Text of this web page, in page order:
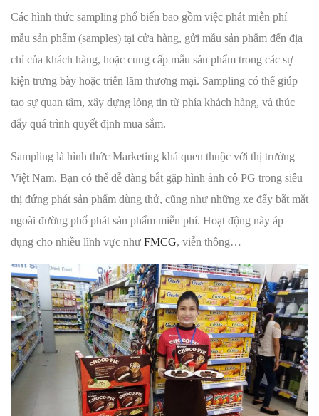
Các hình thức sampling phổ biến bao gồm việc phát miễn phí
mẫu sản phẩm (samples) tại cửa hàng, gửi mẫu sản phẩm đến địa
chỉ của khách hàng, hoặc cung cấp mẫu sản phẩm trong các sự
kiện trưng bày hoặc triển lãm thương mại. Sampling có thể giúp
tạo sự quan tâm, xây dựng lòng tin từ phía khách hàng, và thúc
đẩy quá trình quyết định mua sắm.
Sampling là hình thức Marketing khá quen thuộc với thị trường
Việt Nam. Bạn có thể dễ dàng bắt gặp hình ảnh cô PG trong siêu
thị đứng phát sản phẩm dùng thử, cũng như những xe đẩy bắt mắt
ngoài đường phố phát sản phẩm miễn phí. Hoạt động này áp
dụng cho nhiều lĩnh vực như FMCG, viễn thông…